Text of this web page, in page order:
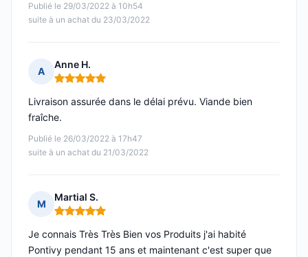
Publié le 29/03/2022 à 10h54
suite à un achat du 23/03/2022
A
Anne H.
Note : 5 sur 5
Publié le 26/03/2022 à 17h47
suite à un achat du 21/03/2022
Livraison assurée dans le délai prévu. Viande bien
fraîche.
M
Martial S.
Note : 5 sur 5
Je connais Très Très Bien vos Produits j'ai habité
Pontivy pendant 15 ans et maintenant c'est super que